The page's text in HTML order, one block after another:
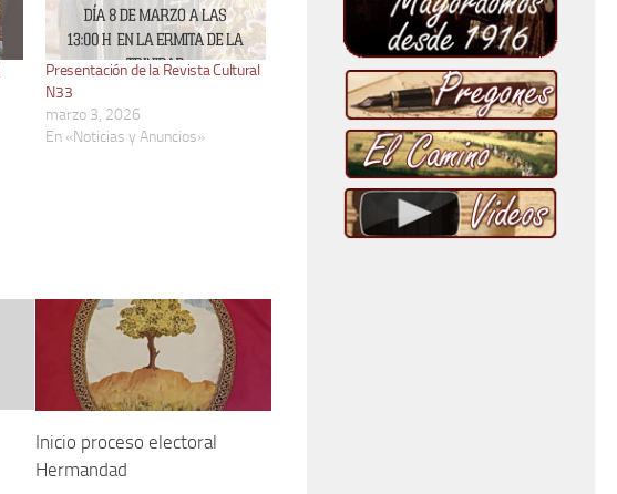
Presentación de la Revista Cultural
N33
marzo 3, 2026
En «Noticias y Anuncios»
Inicio proceso electoral
Hermandad